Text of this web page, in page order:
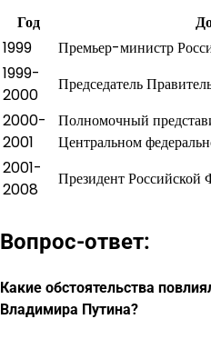
Год
1999
Премьер-министр
1999-
2000
Председатель
2000-
2001
Полномочный
Центральном
2001-
2008
Президент Российской
Вопрос-ответ:
Какие обстоятельства
Владимира Путина?